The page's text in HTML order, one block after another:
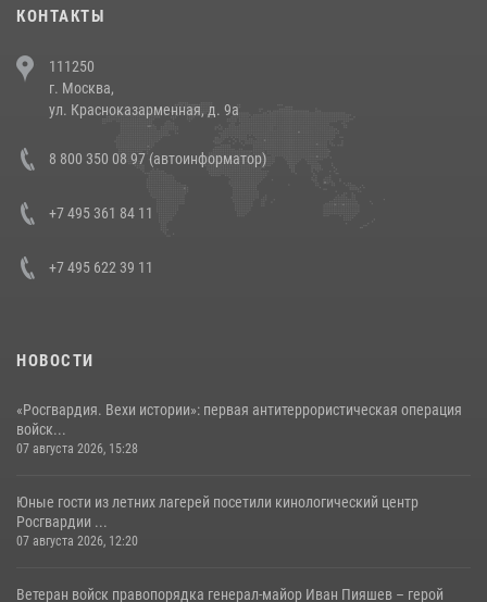
напавших на бригаду скорой помощи (видео)
14 июля 2026, 12:20
В Росгвардии прошла военно-научная конференция по обобщению
боевого опыта
КОНТАКТЫ
111250
г. Москва,
ул. Красноказарменная, д. 9а
8 800 350 08 97 (автоинформатор)
+7 495 361 84 11
+7 495 622 39 11
НОВОСТИ
«Росгвардия. Вехи истории»: первая антитеррористическая операция
войск...
07 августа 2026, 15:28
Юные гости из летних лагерей посетили кинологический центр
Росгвардии ...
07 августа 2026, 12:20
Ветеран войск правопорядка генерал-майор Иван Пияшев – герой